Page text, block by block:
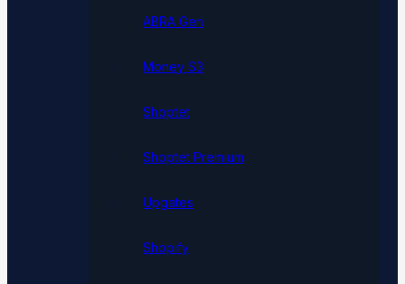
ABRA Gen
Money S3
Shoptet
Shoptet Premium
Upgates
Shopify